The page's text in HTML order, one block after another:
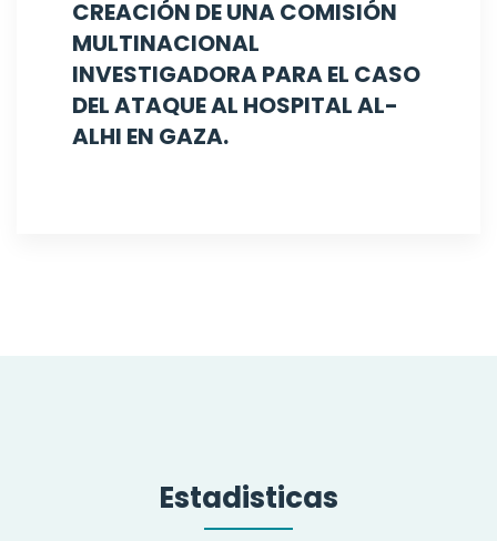
CREACIÓN DE UNA COMISIÓN
MULTINACIONAL
INVESTIGADORA PARA EL CASO
DEL ATAQUE AL HOSPITAL AL-
ALHI EN GAZA.
Estadisticas